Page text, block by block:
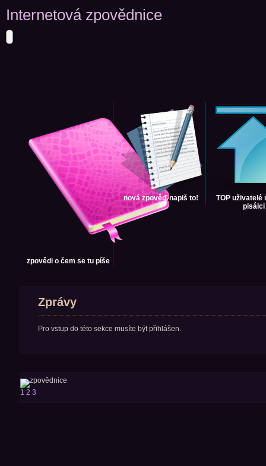
Internetová zpovědnice
zpovědi o čem se tu píše
nová zpověď napiš to! TOP uživatelé
pisálci
Zprávy
Pro vstup do této sekce musíte být přihlášen.
1 2 3